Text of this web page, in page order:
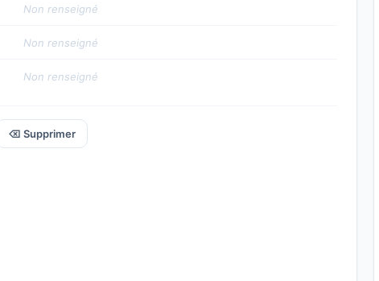
Non renseigné
Non renseigné
Non renseigné
⌫ Supprimer